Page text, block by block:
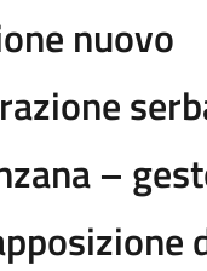
nuovo
–